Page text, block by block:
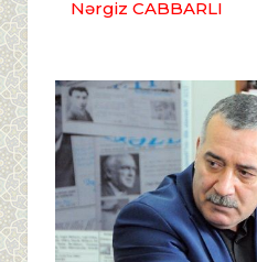
Nərgiz CABBARLI